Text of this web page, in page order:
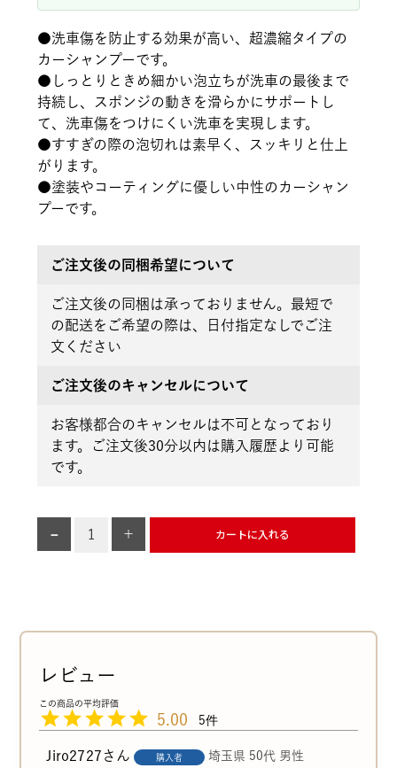
●洗車傷を防止する効果が高い、超濃縮タイプの
カーシャンプーです。
● しっとりときめ細かい泡立ちが洗車の最後まで
持続し、スポンジの動きを滑らかにサポートし
て、洗車傷をつけにくい洗車を実現します。
●すすぎの際の泡切れは素早く、スッキリと仕上
がります。
●塗装やコーティングに優しい中性のカーシャン
プーです。
ご注文後の同梱希望について
ご注文後の同梱は承っておりません。最短で
の配送をご希望の際は、日付指定なしでご注
文ください
ご注文後のキャンセルについて
お客様都合のキャンセルは不可となっており
ます。ご注文後30分以内は購入履歴より可能
です。
カートに入れる
5.00 5
Jiro2727 購入者 埼玉県 50代 男性